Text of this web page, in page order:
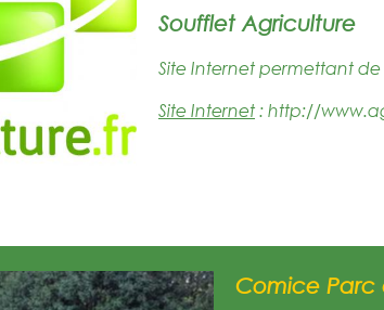
Soufflet Agriculture
Site Internet permettant
Site Internet : http://
Comice Parc